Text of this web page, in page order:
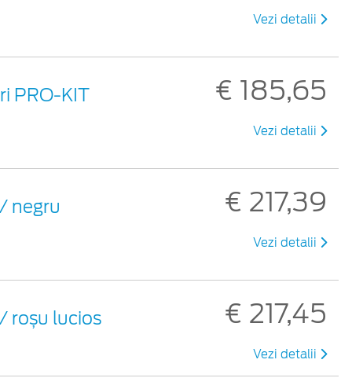
Vezi detalii
PRO-KIT € 185,65
Vezi detalii
negru € 217,39
Vezi detalii
roșu lucios € 217,45
Vezi detalii